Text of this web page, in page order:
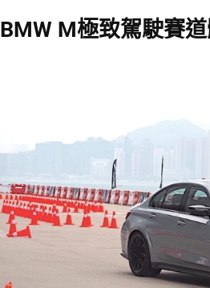
BMW M極致駕駛賽